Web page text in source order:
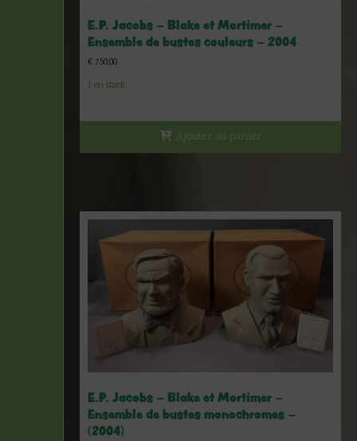
E.P. Jacobs – Blake et Mortimer –
Ensemble de bustes couleurs – 2004
€ 750,00
1 en stock
Ajouter au panier
E.P. Jacobs – Blake et Mortimer –
Ensemble de bustes monochromes –
(2004)